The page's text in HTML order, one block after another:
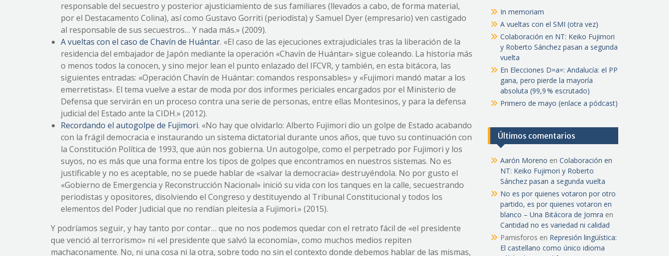
responsable del secuestro y posterior ajusticiamiento de sus familiares (llevados a cabo, de forma material,
por el Destacamento Colina), así como Gustavo Gorriti (periodista) y Samuel Dyer (empresario) ven castigado
al responsable de sus secuestros… Y nada más.» (2009).
A vueltas con el caso de Chavín de Huántar. «El caso de las ejecuciones extrajudiciales tras la liberación de la
residencia del embajador de Japón mediante la operación «Chavín de Huántar» sigue coleando. La historia más
o menos todos la conocen, y sino mejor lean el punto enlazado del IFCVR, y también, en esta bitácora, las
siguientes entradas: «Operación Chavín de Huántar: comandos responsables» y «Fujimori mandó matar a los
emerretistas». El tema vuelve a estar de moda por dos informes periciales encargados por el Ministerio de
Defensa que servirán en un proceso contra una serie de personas, entre ellas Montesinos, y para la defensa
judicial del Estado ante la CIDH.» (2012).
Recordando el autogolpe de Fujimori. «No hay que olvidarlo: Alberto Fujimori dio un golpe de Estado acabando
con la frágil democracia e instaurando un sistema dictatorial durante unos años, que tuvo su continuación con
la Constitución Política de 1993, que aún nos gobierna. Un autogolpe, como el perpetrado por Fujimori y los
suyos, no es más que una forma entre los tipos de golpes que encontramos en nuestros sistemas. No es
justificable y no es aceptable, no se puede hablar de «salvar la democracia» destruyéndola. No por gusto el
«Gobierno de Emergencia y Reconstrucción Nacional» inició su vida con los tanques en la calle, secuestrando
periodistas y opositores, disolviendo el Congreso y destituyendo al Tribunal Constitucional y todos los
elementos del Poder Judicial que no rendían pleitesía a Fujimori.» (2015).
Y podríamos seguir, y hay tanto por contar… que no nos podemos quedar con el retrato fácil de «el presidente
que venció al terrorismo» ni «el presidente que salvó la economía», como muchos medios repiten
machaconamente. No, ni una cosa ni la otra, sobre todo no sin el contexto donde debemos hablar de las mismas,
In memoriam
A vueltas con el SMI (otra vez)
Colaboración en NT: Keiko Fujimori
y Roberto Sánchez pasan a segunda
vuelta
En Elecciones D=a=: Andalucía: el PP
gana, pero pierde la mayoría
absoluta (99,9 % escrutado)
Primero de mayo (enlace a pódcast)
Últimos comentarios
Aarón Moreno en Colaboración en
NT: Keiko Fujimori y Roberto
Sánchez pasan a segunda vuelta
No es por quienes votaron por otro
partido, es por quienes votaron en
blanco – Una Bitácora de Jomra en
Cantidad no es variedad ni calidad
Pamisforos en Represión lingüística:
El castellano como único idioma